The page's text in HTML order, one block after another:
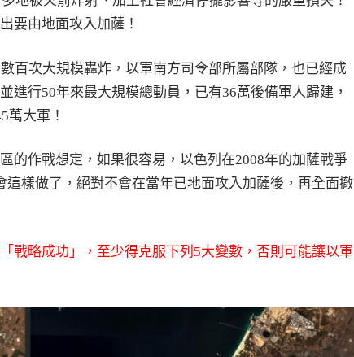
要由地面攻入加薩！
百次大規模轟炸，以軍南方司令部所屬部隊，也已經成
進行50年來最大規模總動員，已有36萬後備軍人歸建，
萬大軍！
的作戰想定，如果很容易，以色列在2008年的加薩戰爭
這樣做了，絕對不會在當年已地面攻入加薩後，再全面撤
戰略成功」，至少得克服下列5大變數，否則可能讓以軍